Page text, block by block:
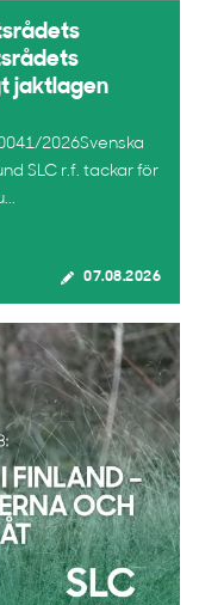
jaktlagen
2026Svenska
SLC r.f. tackar för
07.08.2026